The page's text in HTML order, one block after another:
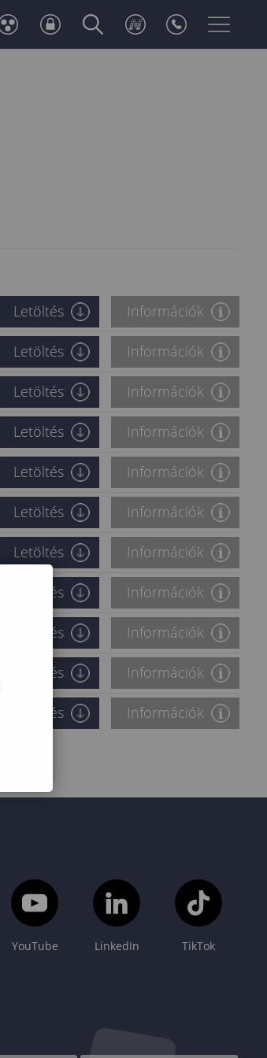
Letöltés Információk
Letöltés Információk
Letöltés Információk
Letöltés Információk
Letöltés Információk
Letöltés Információk
Letöltés Információk
Letöltés Információk
Letöltés Információk
Letöltés Információk
Letöltés Információk
YouTube LinkedIn TikTok